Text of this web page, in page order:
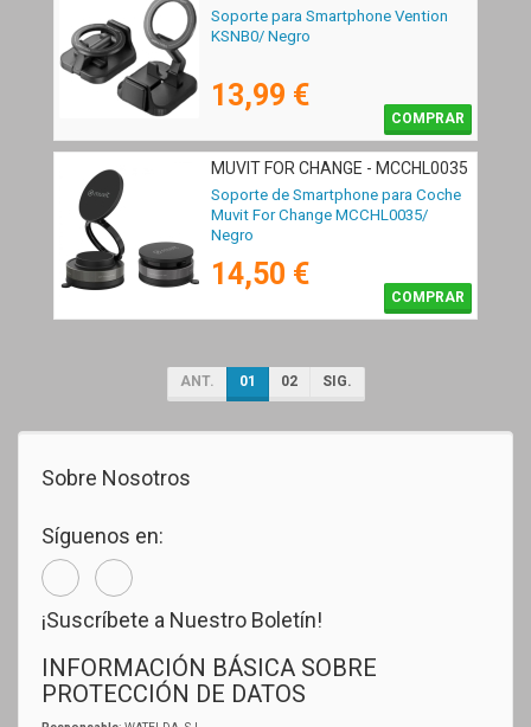
Soporte para Smartphone Vention
KSNB0/ Negro
13,99 €
COMPRAR
MUVIT FOR CHANGE - MCCHL0035
Soporte de Smartphone para Coche
Muvit For Change MCCHL0035/
Negro
14,50 €
COMPRAR
ANT. 01 02 SIG.
Sobre Nosotros
Síguenos en:
¡Suscríbete a Nuestro Boletín!
INFORMACIÓN BÁSICA SOBRE
PROTECCIÓN DE DATOS